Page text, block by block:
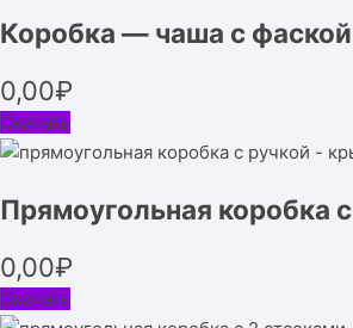
Коробка — чаша с фаской
0,00₽
Скачать
Прямоугольная коробка
0,00₽
Скачать